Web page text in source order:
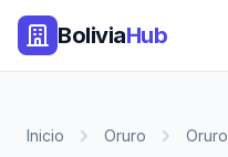
BoliviaHub
Inicio Oruro Oruro